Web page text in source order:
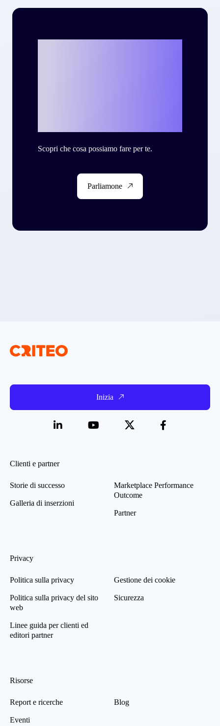
Scopri che cosa possiamo fare per te.
Parliamone
Inizia
Clienti e partner
Storie di successo
Galleria di inserzioni
Marketplace Performance
Outcome
Partner
Privacy
Politica sulla privacy
Politica sulla privacy del sito
web
Linee guida per clienti ed
editori partner
Gestione dei cookie
Sicurezza
Risorse
Report e ricerche
Eventi
Blog